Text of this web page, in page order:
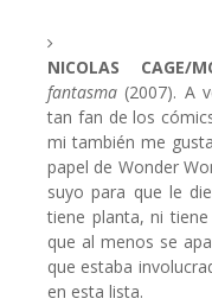
NICOLAS CAGE/
fantasma (2007). A
tan fan de los
mi también me
papel de Wonder
suyo para que le
tiene planta, ni
que al menos se
que estaba
en esta lista.